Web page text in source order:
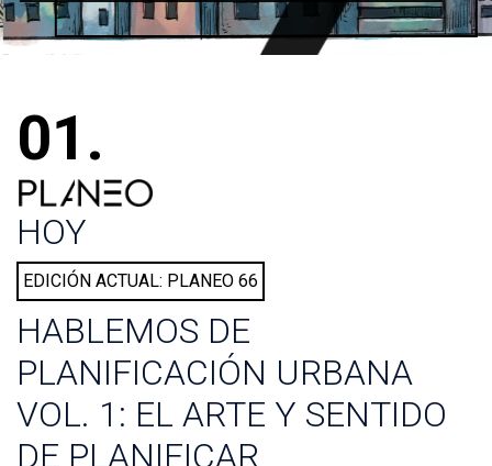
01.
PLANEO
HOY
EDICIÓN ACTUAL: PLANEO 66
HABLEMOS DE
PLANIFICACIÓN URBANA
VOL. 1: EL ARTE Y SENTIDO
DE PLANIFICAR